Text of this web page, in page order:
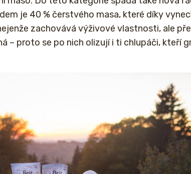
je 40 % čerstvého masa, které díky
zachovává výživové vlastnosti, ale
– proto se po nich olizují i ti chlupáči, kteří